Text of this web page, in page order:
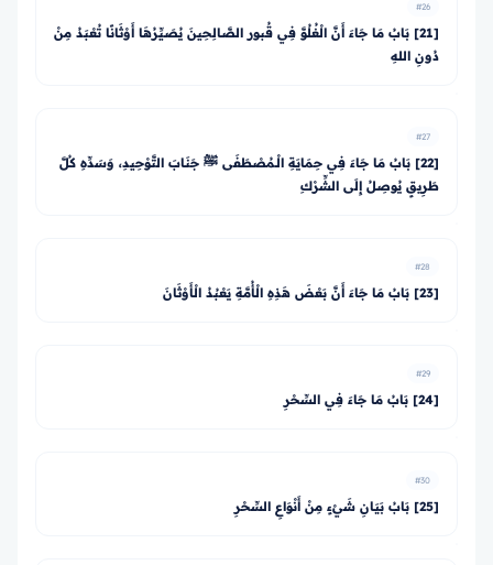
#26
[21] بَابُ مَا جَاءَ أَنَّ الْغُلُوَّ فِي قُبور الصَّالِحِينَ يُصَيِّرُهَا أَوْثَانًا تُعْبَدُ مِنْ
دُونِ اللهِ
#27
[22] بَابُ مَا جَاءَ فِي حِمَايَةِ الْـمُصْطَفَى ﷺ جَنَابَ التَّوْحِيدِ، وَسَدِّهِ كُلَّ
طَرِيقٍ يُوصِلُ إِلَى الشِّرْكِ
#28
[23] بَابُ مَا جَاءَ أَنَّ بَعْضَ هَذِهِ الْأُمَّةِ يَعْبُدُ الْأَوْثَانَ
#29
[24] بَابُ مَا جَاءَ فِي السِّحْرِ
#30
[25] بَابُ بَيَانِ شَيْءٍ مِنْ أَنْوَاعِ السِّحْرِ